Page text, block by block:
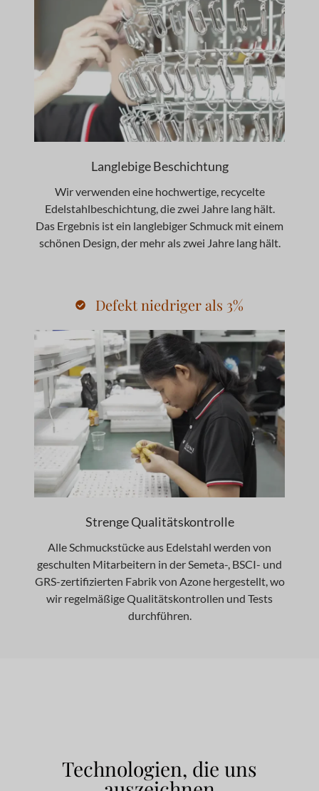
Langlebige Beschichtung
Wir verwenden eine hochwertige, recycelte
Edelstahlbeschichtung, die zwei Jahre lang hält.
Das Ergebnis ist ein langlebiger Schmuck mit einem
schönen Design, der mehr als zwei Jahre lang hält.
Defekt niedriger als 3%
Strenge Qualitätskontrolle
Alle Schmuckstücke aus Edelstahl werden von
geschulten Mitarbeitern in der Semeta-, BSCI- und
GRS-zertifizierten Fabrik von Azone hergestellt, wo
wir regelmäßige Qualitätskontrollen und Tests
durchführen.
Technologien, die uns